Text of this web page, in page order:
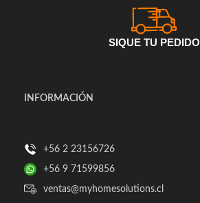
SIQUE TU PEDIDO
INFORMACIÓN
+56 2 23156726
+56 9 71599856
ventas@myhomesolutions.cl